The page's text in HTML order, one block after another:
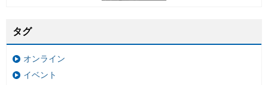
タグ
オンライン
イベント